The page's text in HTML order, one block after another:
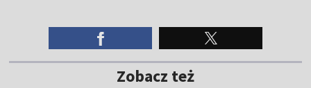
Zobacz też